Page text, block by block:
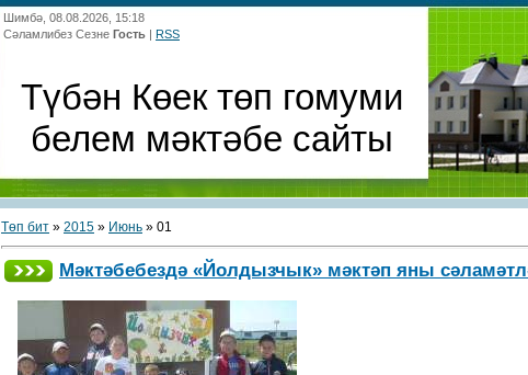
Шимбә, 08.08.2026, 15:18
Сәламлибез Сезне Гость | RSS
Түбән Көек төп гомуми
белем мәктәбе сайты
Төп бит » 2015 » Июнь » 01
Мәктәбебездә «Йолдызчык» мәктәп яны